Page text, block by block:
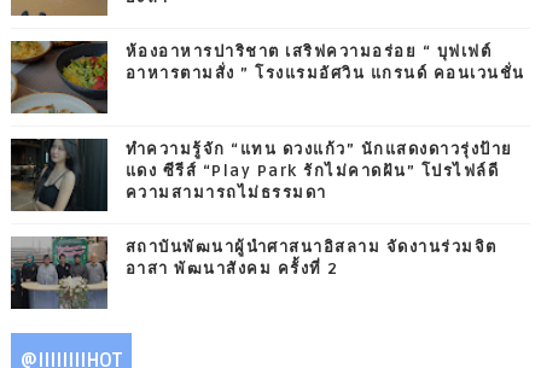
ห้องอาหารปาริชาต เสริฟความอร่อย “ บุฟเฟต์
อาหารตามสั่ง ” โรงแรมอัศวิน แกรนด์ คอนเวนชั่น
ทำความรู้จัก “แทน ดวงแก้ว” นักแสดงดาวรุ่งป้าย
แดง ซีรีส์ “Play Park รักไม่คาดฝัน” โปรไฟล์ดี
ความสามารถไม่ธรรมดา
สถาบันพัฒนาผู้นำศาสนาอิสลาม จัดงานร่วมจิต
อาสา พัฒนาสังคม ครั้งที่ 2
@IIIIIIIIHOT